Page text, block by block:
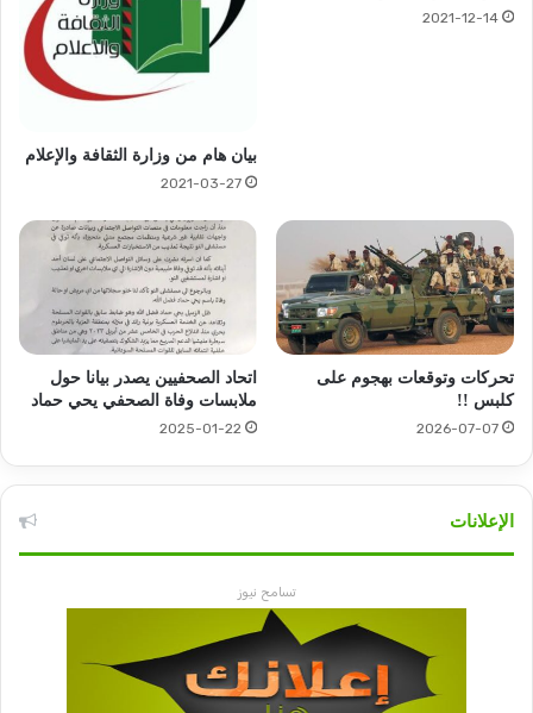
2021-12-14
بيان هام من وزارة الثقافة والإعلام
2021-03-27
تحركات وتوقعات بهجوم على
كلبس !!
2026-07-07
اتحاد الصحفيين يصدر بيانا حول
ملابسات وفاة الصحفي يحي حماد
2025-01-22
الإعلانات
تسامح نيوز